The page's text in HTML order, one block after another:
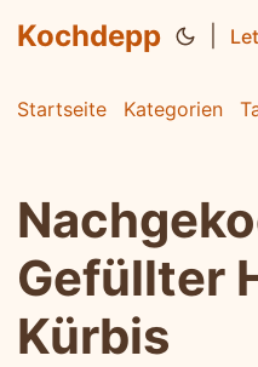
Kochdepp
Startseite Kategorien
Gefüllter
Kürbis